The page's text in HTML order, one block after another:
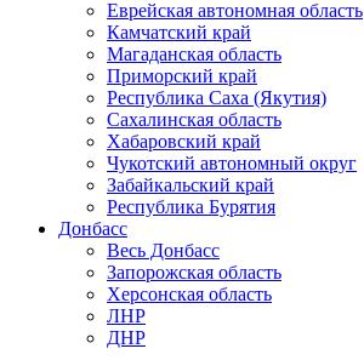
Еврейская автономная область
Камчатский край
Магаданская область
Приморский край
Республика Саха (Якутия)
Сахалинская область
Хабаровский край
Чукотский автономный округ
Забайкальский край
Республика Бурятия
Донбасс
Весь Донбасс
Запорожская область
Херсонская область
ЛНР
ДНР